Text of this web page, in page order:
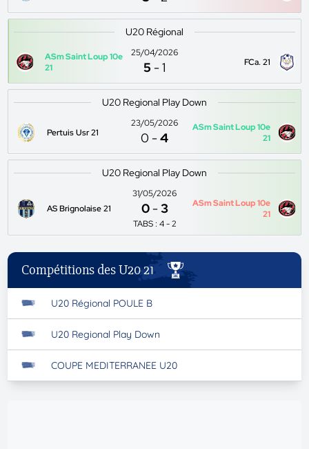
U20 Régional
ASm Saint Loup 10e
21
25/04/2026
5 -1 FCa. 21
U20 Regional Play Down
Pertuis Usr 21
23/05/2026
0 -4
ASm Saint Loup 10e
21
U20 Regional Play Down
AS Brignolaise 21
31/05/2026
0 -3
TABS : 4 - 2
ASm Saint Loup 10e
21
Compétitions des U20 21
U20 Régional POULE B
U20 Regional Play Down
COUPE MEDITERRANEE U20